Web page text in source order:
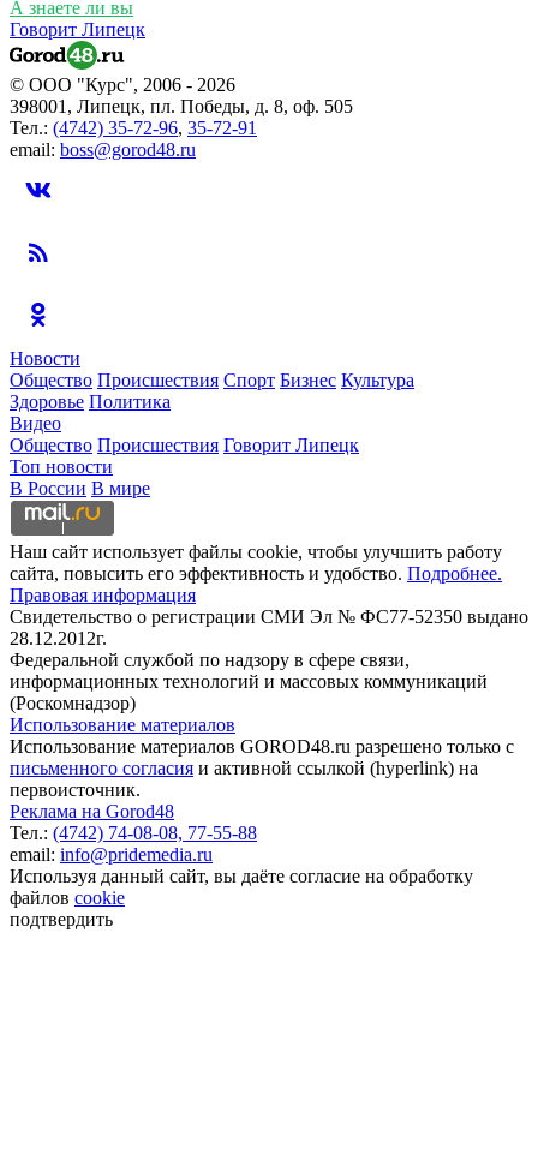
А знаете ли вы
Говорит Липецк
© ООО "Курс", 2006 - 2026
398001, Липецк, пл. Победы, д. 8, оф. 505
Тел.: (4742) 35-72-96, 35-72-91
email: boss@gorod48.ru
Новости
Общество Происшествия Спорт Бизнес Культура
Здоровье Политика
Видео
Общество Происшествия Говорит Липецк
Топ новости
В России В мире
Наш сайт использует файлы cookie, чтобы улучшить работу
сайта, повысить его эффективность и удобство. Подробнее.
Правовая информация
Свидетельство о регистрации СМИ Эл № ФС77-52350 выдано
28.12.2012г.
Федеральной службой по надзору в сфере связи,
информационных технологий и массовых коммуникаций
(Роскомнадзор)
Использование материалов
Использование материалов GOROD48.ru разрешено только с
письменного согласия и активной ссылкой (hyperlink) на
первоисточник.
Реклама на Gorod48
Тел.: (4742) 74-08-08, 77-55-88
email: info@pridemedia.ru
Используя данный сайт, вы даёте согласие на обработку
файлов cookie
подтвердить